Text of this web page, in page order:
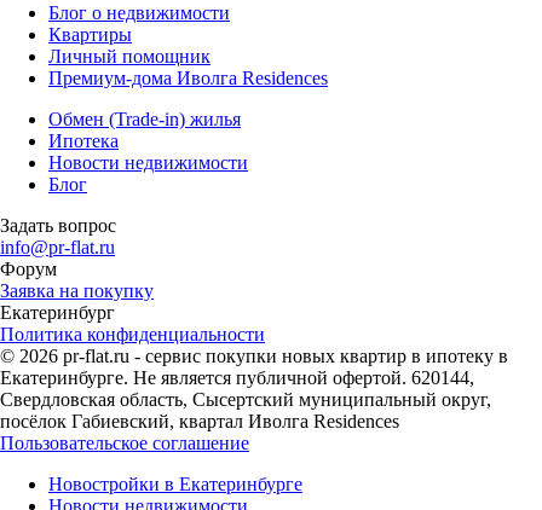
Блог о недвижимости
Квартиры
Личный помощник
Премиум-дома Иволга Residences
Обмен (Trade-in) жилья
Ипотека
Новости недвижимости
Блог
Задать вопрос
info@pr-flat.ru
Форум
Заявка на покупку
Екатеринбург
Политика конфиденциальности
© 2026 pr-flat.ru - сервис покупки новых квартир в ипотеку в
Екатеринбурге. Не является публичной офертой. 620144,
Свердловская область, Сысертский муниципальный округ,
посёлок Габиевский, квартал Иволга Residences
Пользовательское соглашение
Новостройки в Екатеринбурге
Новости недвижимости